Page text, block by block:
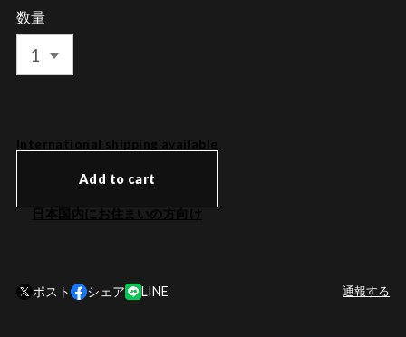
数量
International shipping available
Add to cart
日本国内にお住まいの方向け
ポスト シェア LINE 通報する